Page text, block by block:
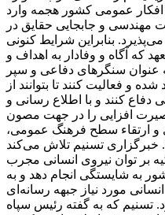
افکار عمومی کشور هجمه وارد
مهندسی و جابجایی حقایق در
بنابراین شرایط کنونی
که آگاه و وفادار به اهداف و
عنوان سنگرهای دفاعی و سپر
و فعالیت کنند تا بتوانند از
کنند و با اطلاع رسانی و
افزایی را در جهت مصون
ارتقاء سطح فرهنگ عمومی،
خبرگزاری تسنیم تلاش می‌کند
بر توان نیروی انسانی مجرب
به شایستگی انجام دهد و به
مورد نیاز جبهه رسانه‌ای
تسنیم که به گفته رئیس سپاه